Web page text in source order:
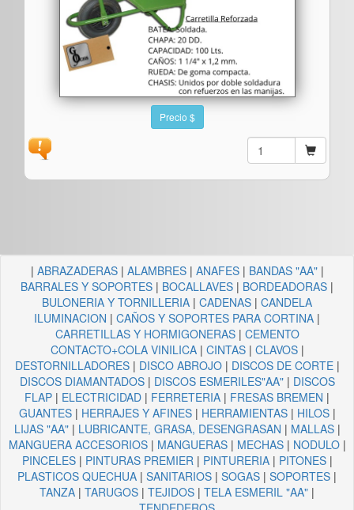
Precio $
| ABRAZADERAS| ALAMBRES| ANAFES| BANDAS "AA"|
BARRALES Y SOPORTES | BOCALLAVES | BORDEADORAS |
BULONERIA Y TORNILLERIA | CADENAS | CANDELA
ILUMINACION | CAÑOS Y SOPORTES PARA CORTINA |
CARRETILLAS Y HORMIGONERAS| CEMENTO
CONTACTO+COLA VINILICA| CINTAS| CLAVOS|
DESTORNILLADORES| DISCO ABROJO| DISCOS DE CORTE|
DISCOS DIAMANTADOS| DISCOS ESMERILES"AA"| DISCOS
FLAP | ELECTRICIDAD | FERRETERIA | FRESAS BREMEN |
GUANTES| HERRAJES Y AFINES| HERRAMIENTAS| HILOS|
LIJAS "AA"| LUBRICANTE, GRASA, DESENGRASAN | MALLAS|
MANGUERA ACCESORIOS| MANGUERAS| MECHAS| NODULO|
PINCELES| PINTURAS PREMIER | PINTURERIA| PITONES|
PLASTICOS QUECHUA | SANITARIOS | SOGAS | SOPORTES |
TANZA | TARUGOS | TEJIDOS | TELA ESMERIL "AA" |